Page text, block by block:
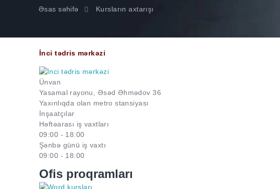
Əsas səhifə Kursların axtarışı
İnci tədris mərkəzi
Ünvan
Yasamal rayonu, Əsəd Əhmədov 36
Yaxınlıqda olan metro stansiyası
İnşaatçılar
Həftəarası iş vaxtları
09:00 - 18:00
Şənbə günü iş vaxtı
09:00 - 18:00
Ofis proqramları